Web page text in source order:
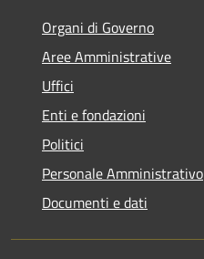
Organi di Governo
Aree Amministrative
Uffici
Enti e fondazioni
Politici
Personale Amministrativo
Documenti e dati